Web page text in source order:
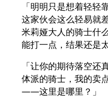
「明明只是想着轻轻
这家伙会这么轻易就
米莉娅大人的骑士什
能打一点，结果还是
「让你的期待落空还
体派的骑士，我的卖
——这里是哪里？」